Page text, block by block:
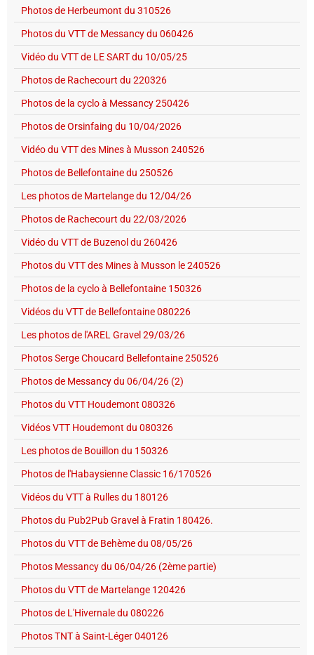
Photos de Herbeumont du 310526
Photos du VTT de Messancy du 060426
Vidéo du VTT de LE SART du 10/05/25
Photos de Rachecourt du 220326
Photos de la cyclo à Messancy 250426
Photos de Orsinfaing du 10/04/2026
Vidéo du VTT des Mines à Musson 240526
Photos de Bellefontaine du 250526
Les photos de Martelange du 12/04/26
Photos de Rachecourt du 22/03/2026
Vidéo du VTT de Buzenol du 260426
Photos du VTT des Mines à Musson le 240526
Photos de la cyclo à Bellefontaine 150326
Vidéos du VTT de Bellefontaine 080226
Les photos de l'AREL Gravel 29/03/26
Photos Serge Choucard Bellefontaine 250526
Photos de Messancy du 06/04/26 (2)
Photos du VTT Houdemont 080326
Vidéos VTT Houdemont du 080326
Les photos de Bouillon du 150326
Photos de l'Habaysienne Classic 16/170526
Vidéos du VTT à Rulles du 180126
Photos du Pub2Pub Gravel à Fratin 180426.
Photos du VTT de Behème du 08/05/26
Photos Messancy du 06/04/26 (2ème partie)
Photos du VTT de Martelange 120426
Photos de L'Hivernale du 080226
Photos TNT à Saint-Léger 040126